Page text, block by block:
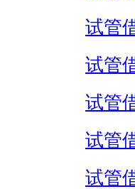
试管
试管
试管
试管
试管